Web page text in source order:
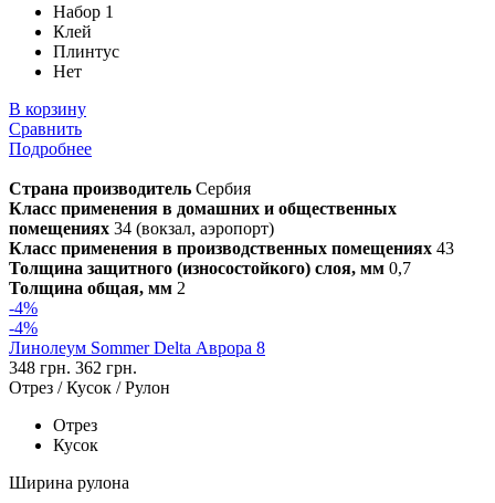
Набор 1
Клей
Плинтус
Нет
В корзину
Сравнить
Подробнее
Страна производитель Сербия
Класс применения в домашних и общественных
помещениях 34 (вокзал, аэропорт)
Класс применения в производственных помещениях 43
Толщина защитного (износостойкого) слоя, мм 0,7
Толщина общая, мм 2
-4%
-4%
Линолеум Sommer Delta Аврора 8
348 грн. 362 грн.
Отрез / Кусок / Рулон
Отрез
Кусок
Ширина рулона